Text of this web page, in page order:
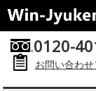
0120-
お問い合わ